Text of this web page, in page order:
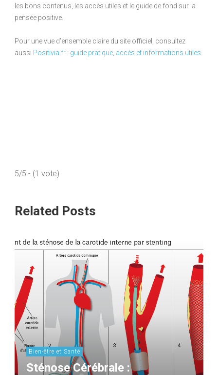
les bons contenus, les accès utiles et le guide de fond sur la
pensée positive.
Pour une vue d’ensemble claire du site officiel, consultez
aussi Positivia.fr : guide pratique, accès et informations utiles
5/5 - (1 vote)
Related Posts
Bien-être et Santé
Sténose Cérébrale :